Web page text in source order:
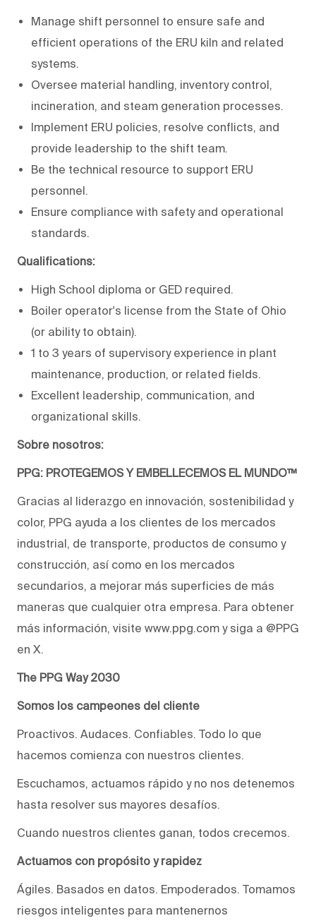
Manage shift personnel to ensure safe and
efficient operations of the ERU kiln and related
systems.
Oversee material handling, inventory control,
incineration, and steam generation processes.
Implement ERU policies, resolve conflicts, and
provide leadership to the shift team.
Be the technical resource to support ERU
personnel.
Ensure compliance with safety and operational
standards.
Qualifications:
High School diploma or GED required.
Boiler operator's license from the State of Ohio
(or ability to obtain).
1 to 3 years of supervisory experience in plant
maintenance, production, or related fields.
Excellent leadership, communication, and
organizational skills.
Sobre nosotros:
PPG: PROTEGEMOS Y EMBELLECEMOS EL MUNDO™
Gracias al liderazgo en innovación, sostenibilidad y
color, PPG ayuda a los clientes de los mercados
industrial, de transporte, productos de consumo y
construcción, así como en los mercados
secundarios, a mejorar más superficies de más
maneras que cualquier otra empresa. Para obtener
más información, visite www.ppg.com y siga a @PPG
en X.
The PPG Way 2030
Somos los campeones del cliente
Proactivos. Audaces. Confiables. Todo lo que
hacemos comienza con nuestros clientes.
Escuchamos, actuamos rápido y no nos detenemos
hasta resolver sus mayores desafíos.
Cuando nuestros clientes ganan, todos crecemos.
Actuamos con propósito y rapidez
Ágiles. Basados en datos. Empoderados. Tomamos
riesgos inteligentes para mantenernos